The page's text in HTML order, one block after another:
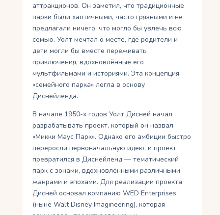
аттракционов. Он заметил, что традиционные
парки были хаотичными, часто грязными и не
предлагали ничего, что могло бы увлечь всю
семью. Уолт мечтал о месте, где родители и
дети могли бы вместе переживать
приключения, вдохновлённые его
мультфильмами и историями. Эта концепция
«семейного парка» легла в основу
Диснейленда.
В начале 1950-х годов Уолт Дисней начал
разрабатывать проект, который он назвал
«Микки Маус Парк». Однако его амбиции быстро
переросли первоначальную идею, и проект
превратился в Диснейленд — тематический
парк с зонами, вдохновлёнными различными
жанрами и эпохами. Для реализации проекта
Дисней основал компанию WED Enterprises
(ныне Walt Disney Imagineering), которая